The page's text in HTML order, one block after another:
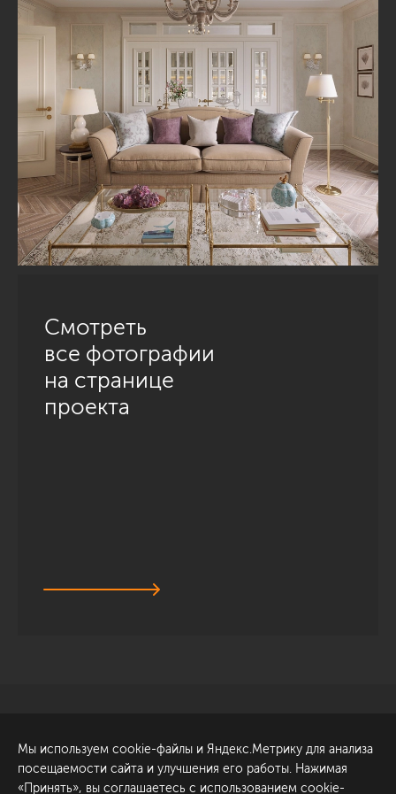
Смотреть
все фотографии
на странице
проекта
Обсудить проект
ул. Академика Павлова, 6
к1
Мы используем cookie-файлы и Яндекс.Метрику для анализа
посещаемости сайта и улучшения его работы. Нажимая
«Принять», вы соглашаетесь с использованием cookie-